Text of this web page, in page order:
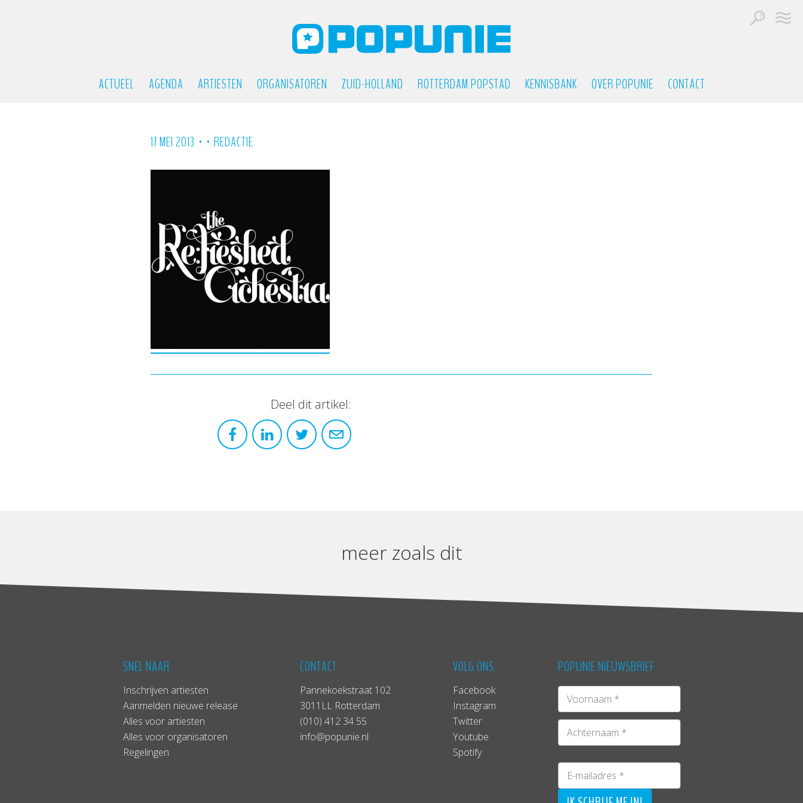
ACTUEEL AGENDA ARTIESTEN ORGANISATOREN ZUID-HOLLAND ROTTERDAM POPSTAD KENNISBANK OVER POPUNIE CONTACT
17 MEI 2013 • • REDACTIE
Deel dit artikel:
meer zoals dit
SNEL NAAR
Inschrijven artiesten
Aanmelden nieuwe release
Alles voor artiesten
Alles voor organisatoren
Regelingen
CONTACT
Pannekoekstraat 102
3011LL Rotterdam
(010) 412 34 55
info@popunie.nl
VOLG ONS
Facebook
Instagram
Twitter
Youtube
Spotify
POPUNIE NIEUWSBRIEF